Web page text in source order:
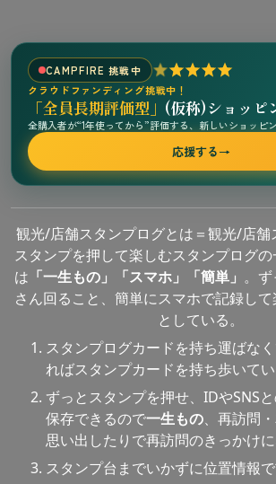
CAMPFIRE 挑戦中
クラウドファンディング挑戦中！
「全員長期評価型」 (仮称)ショッピ
全購入者が“1年使ってから”評価する、新しいショッピ
応援する→
観光/店舗スタンプログとは＝観光/店舗
スタンプを押して楽しむスタンプログ
は 「一生もの」「スマホ」「簡単」 。ず
さん回ること、簡単にスマホで記録し
としている。
スタンプログカードを持ち運ばな
ればスタンプカードを持ち歩いてい
ずっとスタンプを押せ、IDやSNS
保存できるので一生もの、再訪問
思い出したりで再訪問のきっかけに
スタンプ台までいかずに位置情報で